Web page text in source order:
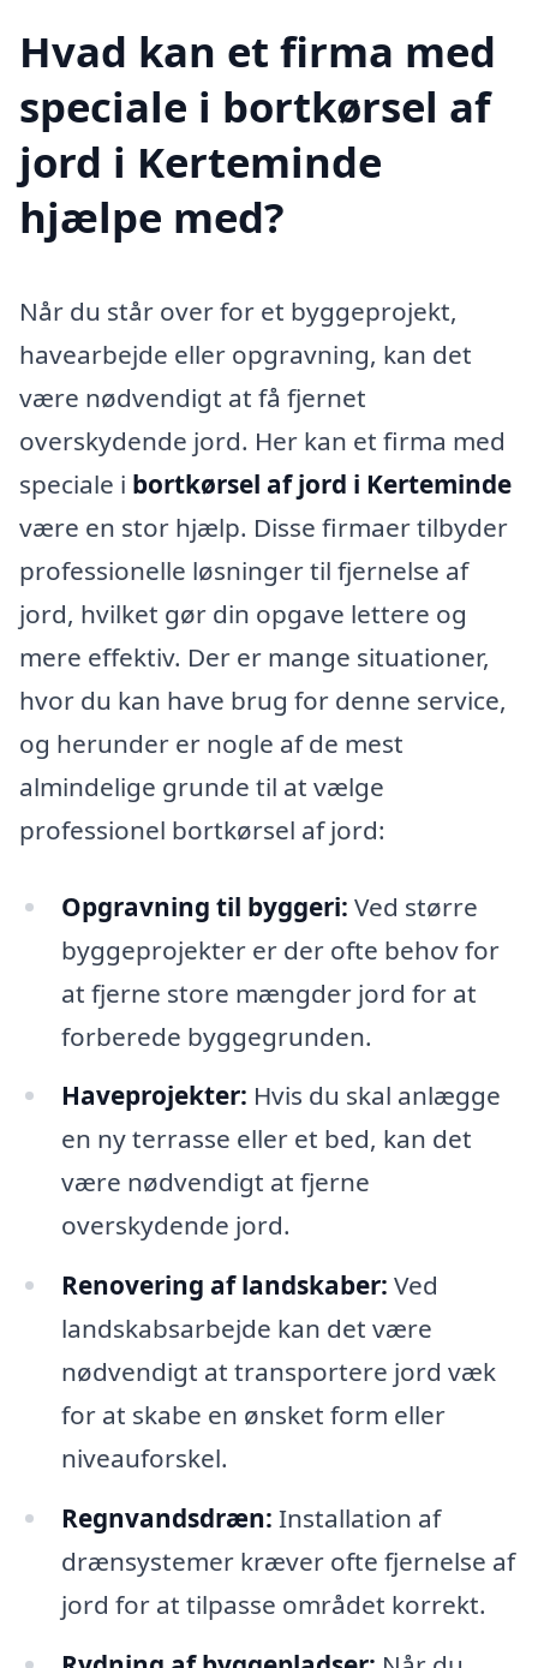
Hvad kan et firma med
speciale i bortkørsel af
jord i Kerteminde
hjælpe med?
Når du står over for et byggeprojekt,
havearbejde eller opgravning, kan det
være nødvendigt at få fjernet
overskydende jord. Her kan et firma med
speciale i bortkørsel af jord i Kerteminde
være en stor hjælp. Disse firmaer tilbyder
professionelle løsninger til fjernelse af
jord, hvilket gør din opgave lettere og
mere effektiv. Der er mange situationer,
hvor du kan have brug for denne service,
og herunder er nogle af de mest
almindelige grunde til at vælge
professionel bortkørsel af jord:
Opgravning til byggeri: Ved større
byggeprojekter er der ofte behov for
at fjerne store mængder jord for at
forberede byggegrunden.
Haveprojekter: Hvis du skal anlægge
en ny terrasse eller et bed, kan det
være nødvendigt at fjerne
overskydende jord.
Renovering af landskaber: Ved
landskabsarbejde kan det være
nødvendigt at transportere jord væk
for at skabe en ønsket form eller
niveauforskel.
Regnvandsdræn: Installation af
drænsystemer kræver ofte fjernelse af
jord for at tilpasse området korrekt.